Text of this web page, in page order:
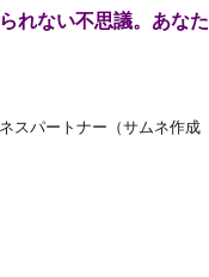
れない不思議。あなた
スパートナー（サムネ作成